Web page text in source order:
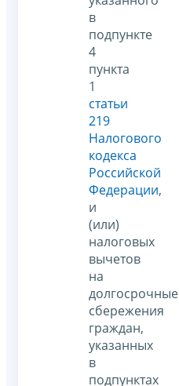
в
подпункте
4
пункта
1
статьи
219
Налогового
кодекса
Российской
Федерации,
и
(или)
налоговых
вычетов
на
долгосрочные
сбережения
граждан,
указанных
в
подпунктах